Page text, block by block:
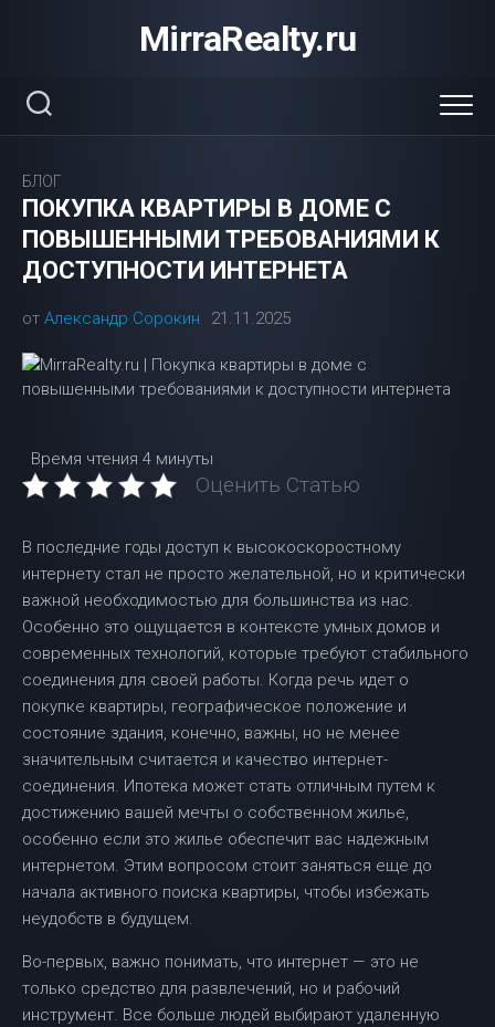
MirraRealty.ru
БЛОГ
ПОКУПКА КВАРТИРЫ В ДОМЕ С
ПОВЫШЕННЫМИ ТРЕБОВАНИЯМИ К
ДОСТУПНОСТИ ИНТЕРНЕТА
от Александр Сорокин 21.11.2025
Время чтения 4 минуты
Оценить Статью
В последние годы доступ к высокоскоростному
интернету стал не просто желательной, но и критически
важной необходимостью для большинства из нас.
Особенно это ощущается в контексте умных домов и
современных технологий, которые требуют стабильного
соединения для своей работы. Когда речь идет о
покупке квартиры, географическое положение и
состояние здания, конечно, важны, но не менее
значительным считается и качество интернет-
соединения. Ипотека может стать отличным путем к
достижению вашей мечты о собственном жилье,
особенно если это жилье обеспечит вас надежным
интернетом. Этим вопросом стоит заняться еще до
начала активного поиска квартиры, чтобы избежать
неудобств в будущем.
Во-первых, важно понимать, что интернет — это не
только средство для развлечений, но и рабочий
инструмент. Все больше людей выбирают удаленную